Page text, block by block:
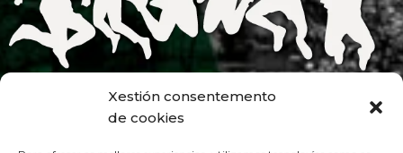
Xestión consentemento
de cookies